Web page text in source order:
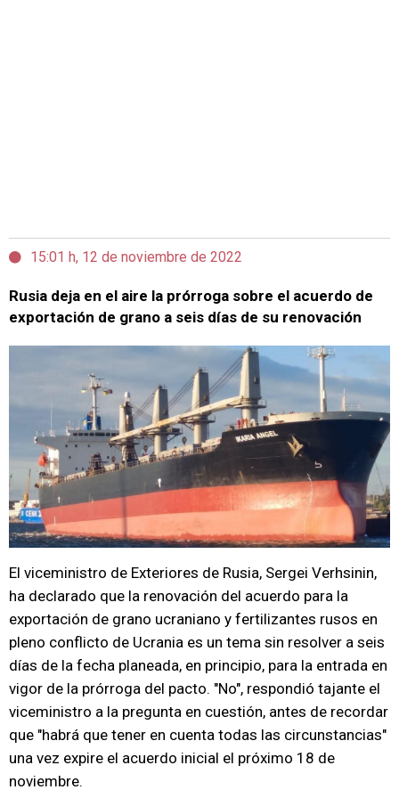
15:01 h, 12 de noviembre de 2022
Rusia deja en el aire la prórroga sobre el acuerdo de
exportación de grano a seis días de su renovación
El viceministro de Exteriores de Rusia, Sergei Verhsinin,
ha declarado que la renovación del acuerdo para la
exportación de grano ucraniano y fertilizantes rusos en
pleno conflicto de Ucrania es un tema sin resolver a seis
días de la fecha planeada, en principio, para la entrada en
vigor de la prórroga del pacto. "No", respondió tajante el
viceministro a la pregunta en cuestión, antes de recordar
que "habrá que tener en cuenta todas las circunstancias"
una vez expire el acuerdo inicial el próximo 18 de
noviembre.